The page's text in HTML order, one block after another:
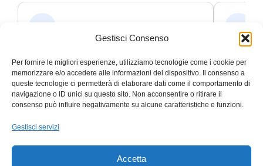
Gestisci Consenso
Per fornire le migliori esperienze, utilizziamo tecnologie come i cookie per
memorizzare e/o accedere alle informazioni del dispositivo. Il consenso a
queste tecnologie ci permetterà di elaborare dati come il comportamento di
navigazione o ID unici su questo sito. Non acconsentire o ritirare il
consenso può influire negativamente su alcune caratteristiche e funzioni.
Gestisci servizi
Accetta
PuntualitàPuntualità 26 novembre 2024Leggi
di più
★ Trustpilot ★